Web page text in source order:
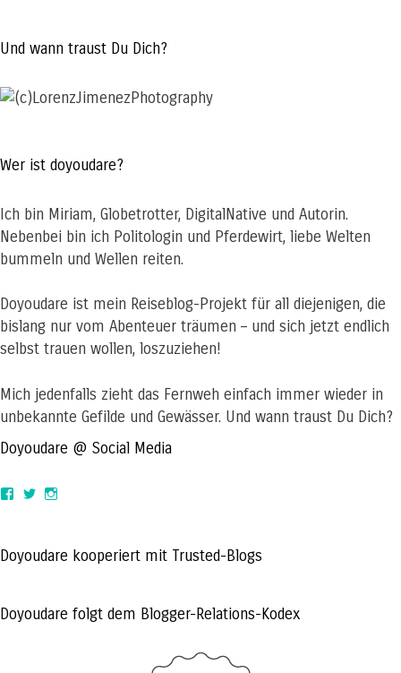
Und wann traust Du Dich?
Wer ist doyoudare?
Ich bin Miriam, Globetrotter, DigitalNative und Autorin.
Nebenbei bin ich Politologin und Pferdewirt, liebe Welten
bummeln und Wellen reiten.
Doyoudare ist mein Reiseblog-Projekt für all diejenigen, die
bislang nur vom Abenteuer träumen – und sich jetzt endlich
selbst trauen wollen, loszuziehen!
Mich jedenfalls zieht das Fernweh einfach immer wieder in
unbekannte Gefilde und Gewässer. Und wann traust Du Dich?
Doyoudare @ Social Media
View
Facebook
View
TwitterInstagram
Doyoudare kooperiert mit Trusted-Blogs
Doyoudare folgt dem Blogger-Relations-Kodex